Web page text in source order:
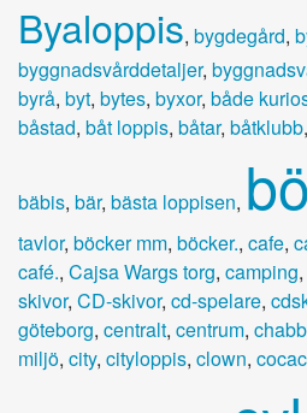
Byaloppis, bygdegård,
byggnadsvårddetaljer,
byrå, byt, bytes, byxor, både
båstad, båt loppis, båtar, båtklubb,
bäbis, bär, bästa loppisen,
tavlor, böcker mm, böcker., cafe,
café., Cajsa Wargs torg, camping,
skivor, CD-skivor, cd-spelare,
göteborg, centralt, centrum,
miljö, city, cityloppis, clown,